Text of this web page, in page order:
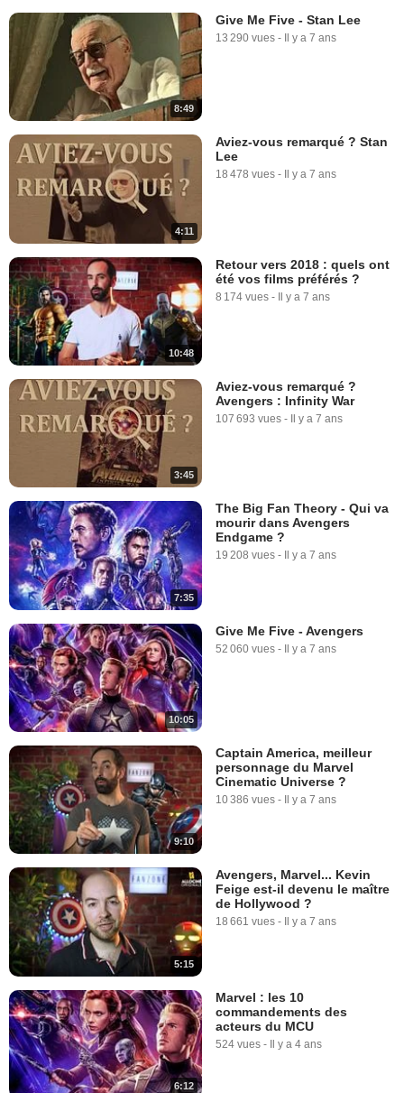
8:49
Give Me Five - Stan Lee
13 290 vues - Il y a 7 ans
4:11
Aviez-vous remarqué ? Stan
Lee
18 478 vues - Il y a 7 ans
10:48
Retour vers 2018 : quels ont
été vos films préférés ?
8 174 vues - Il y a 7 ans
3:45
Aviez-vous remarqué ?
Avengers : Infinity War
107 693 vues - Il y a 7 ans
7:35
The Big Fan Theory - Qui va
mourir dans Avengers
Endgame ?
19 208 vues - Il y a 7 ans
10:05
Give Me Five - Avengers
52 060 vues - Il y a 7 ans
9:10
Captain America, meilleur
personnage du Marvel
Cinematic Universe ?
10 386 vues - Il y a 7 ans
5:15
Avengers, Marvel... Kevin
Feige est-il devenu le maître
de Hollywood ?
18 661 vues - Il y a 7 ans
6:12
Marvel : les 10
commandements des
acteurs du MCU
524 vues - Il y a 4 ans